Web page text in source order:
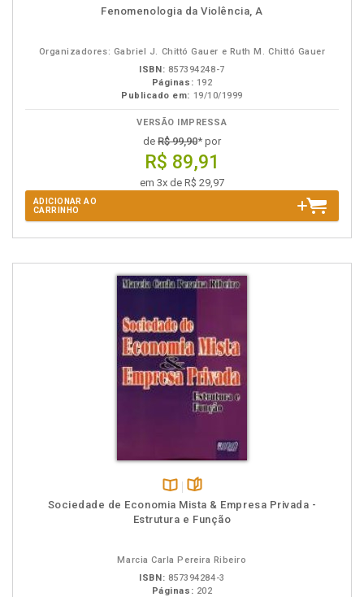
Disponível
páginas
Fenomenologia da Violência, A
Organizadores: Gabriel J. Chittó Gauer e Ruth M. Chittó Gauer
ISBN: 857394248-7
Páginas: 192
Publicado em: 19/10/1999
VERSÃO IMPRESSA
de R$ 99,90* por
R$ 89,91
em 3x de R$ 29,97
ADICIONAR AO
CARRINHO
Disponível
na
páginas
Sociedade de Economia Mista & Empresa Privada -
Estrutura e Função
Marcia Carla Pereira Ribeiro
ISBN: 857394284-3
Páginas: 202